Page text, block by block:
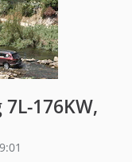
176KW,